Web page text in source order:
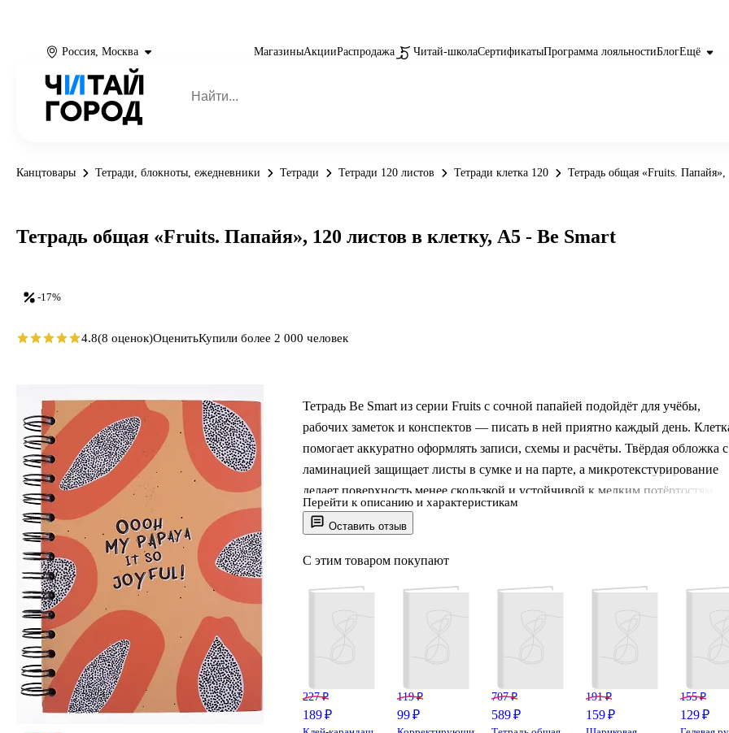
Россия, Москва МагазиныАкцииРаспродажа Читай-школаСертификатыПрограмма лояльностиБлогЕщё
Канцтовары Тетради, блокноты, ежедневники Тетради Тетради 120 листов Тетради клетка 120 Тетрадь общая «Fruits.
Оставить отзыв
Тетрадь Be Smart из серии Fruits с сочной папайей подойдёт для учёбы,
рабочих заметок и конспектов — писать в ней приятно каждый день.
помогает аккуратно оформлять записи, схемы и расчёты. Твёрдая обложка с
ламинацией защищает листы в сумке и на парте, а микротекстурирование
делает поверхность менее скользкой и устойчивой к мелким потёртостям.
Крепление на спирали позволяет раскрывать тетрадь на 360° и удобно
листать страницы. Формат А5 легко помещается в рюкзак или папку.
Перейти к описанию и характеристикам
С этим товаром покупают
227 ₽
189 ₽
119 ₽
99 ₽
707 ₽
589 ₽
191 ₽
159 ₽
155 ₽
129 ₽
-17%
Тетрадь общая «Fruits. Папайя», 120 листов в клетку, А5 - Be Smart
4.8(8 оценок)ОценитьКупили более 2 000 человек